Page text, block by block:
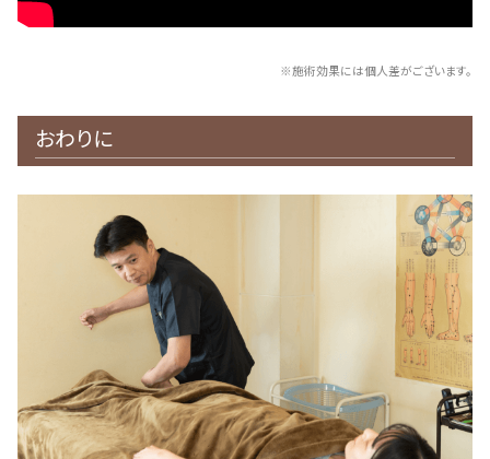
※施術効果には個人差がございます。
おわりに